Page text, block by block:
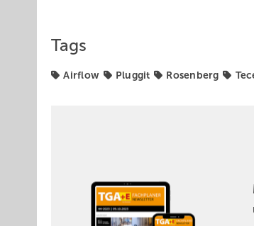
Tags
Airflow Pluggit Rosenberg